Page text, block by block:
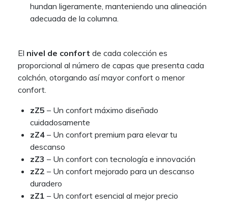
hundan ligeramente, manteniendo una alineación
adecuada de la columna.
El nivel de confort de cada colección es
proporcional al número de capas que presenta cada
colchón, otorgando así mayor confort o menor
confort.
zZ5 – Un confort máximo diseñado
cuidadosamente
zZ4 – Un confort premium para elevar tu
descanso
zZ3 – Un confort con tecnología e innovación
zZ2 – Un confort mejorado para un descanso
duradero
zZ1 – Un confort esencial al mejor precio